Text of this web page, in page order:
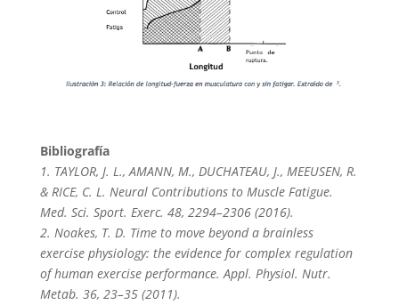
Bibliografía
1. TAYLOR, J. L., AMANN, M., DUCHATEAU, J., MEEUSEN, R.
& RICE, C. L. Neural Contributions to Muscle Fatigue.
Med. Sci. Sport. Exerc. 48, 2294–2306 (2016).
2. Noakes, T. D. Time to move beyond a brainless
exercise physiology: the evidence for complex regulation
of human exercise performance. Appl. Physiol. Nutr.
Metab. 36, 23–35 (2011).